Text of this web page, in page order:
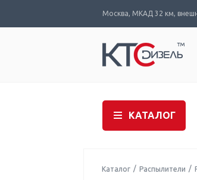
Москва, МКАД 32 км,
КАТАЛОГ
Каталог Распылители